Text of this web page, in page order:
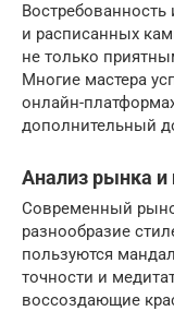
и расписанных
не только
Многие мастера
онлайн-
дополнительный
Анализ рынка и
Современный
разнообразие
пользуются
точности и
воссоздающие